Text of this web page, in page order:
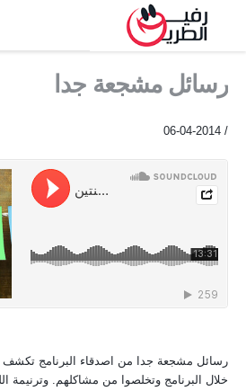
رسائل مشجعة جدا
/ 06-04-2014
رسائل مشجعة جدا من اصدقاء البرنامج تكشف
خلال البرنامج وتخلصوا من مشاكلهم. وترنيمة